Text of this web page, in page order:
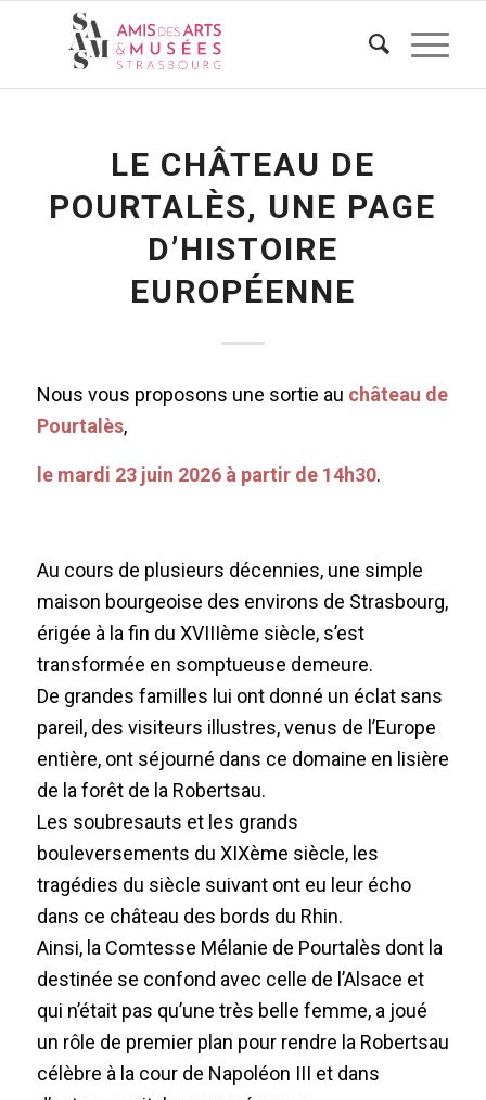
LE CHÂTEAU DE
POURTALÈS, UNE PAGE
D’HISTOIRE
EUROPÉENNE
Nous vous proposons une sortie au château de
Pourtalès,
le mardi 23 juin 2026 à partir de 14h30.
Au cours de plusieurs décennies, une simple
maison bourgeoise des environs de Strasbourg,
érigée à la fin du XVIIIème siècle, s’est
transformée en somptueuse demeure.
De grandes familles lui ont donné un éclat sans
pareil, des visiteurs illustres, venus de l’Europe
entière, ont séjourné dans ce domaine en lisière
de la forêt de la Robertsau.
Les soubresauts et les grands
bouleversements du XIXème siècle, les
tragédies du siècle suivant ont eu leur écho
dans ce château des bords du Rhin.
Ainsi, la Comtesse Mélanie de Pourtalès dont la
destinée se confond avec celle de l’Alsace et
qui n’était pas qu’une très belle femme, a joué
un rôle de premier plan pour rendre la Robertsau
célèbre à la cour de Napoléon III et dans